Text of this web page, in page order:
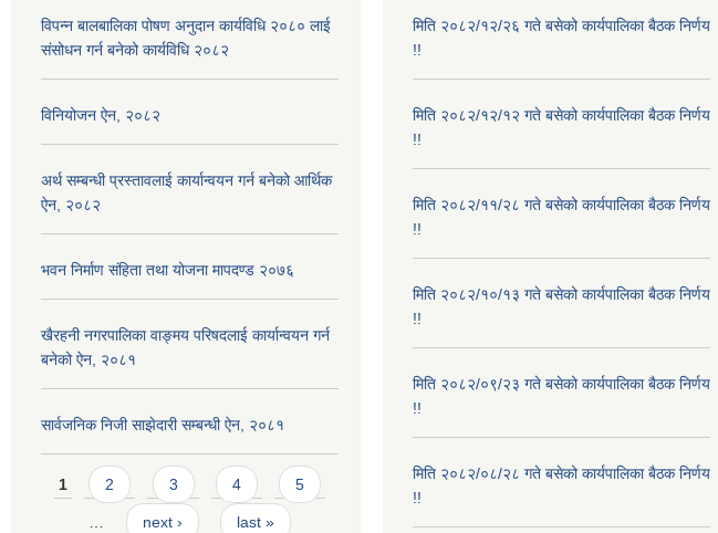
विपन्न बालबालिका पोषण अनुदान कार्यविधि २०८० लाई
संसोधन गर्न बनेको कार्यविधि २०८२
विनियोजन ऐन, २०८२
अर्थ सम्बन्धी प्रस्तावलाई कार्यान्वयन गर्न बनेको आर्थिक
ऐन, २०८२
भवन निर्माण संहिता तथा योजना मापदण्ड २०७६
खैरहनी नगरपालिका वाङ्मय परिषदलाई कार्यान्वयन गर्न
बनेको ऐन, २०८१
सार्वजनिक निजी साझेदारी सम्बन्धी ऐन, २०८१
Pages
1 2 3 4 5
… next › last »
मिति २०८२/१२/२६ गते बसेको कार्यपालिका बैठक निर्णय
!!
मिति २०८२/१२/१२ गते बसेको कार्यपालिका बैठक निर्णय
!!
मिति २०८२/११/२८ गते बसेको कार्यपालिका बैठक निर्णय
!!
मिति २०८२/१०/१३ गते बसेको कार्यपालिका बैठक निर्णय
!!
मिति २०८२/०९/२३ गते बसेको कार्यपालिका बैठक निर्णय
!!
मिति २०८२/०८/२८ गते बसेको कार्यपालिका बैठक निर्णय
!!